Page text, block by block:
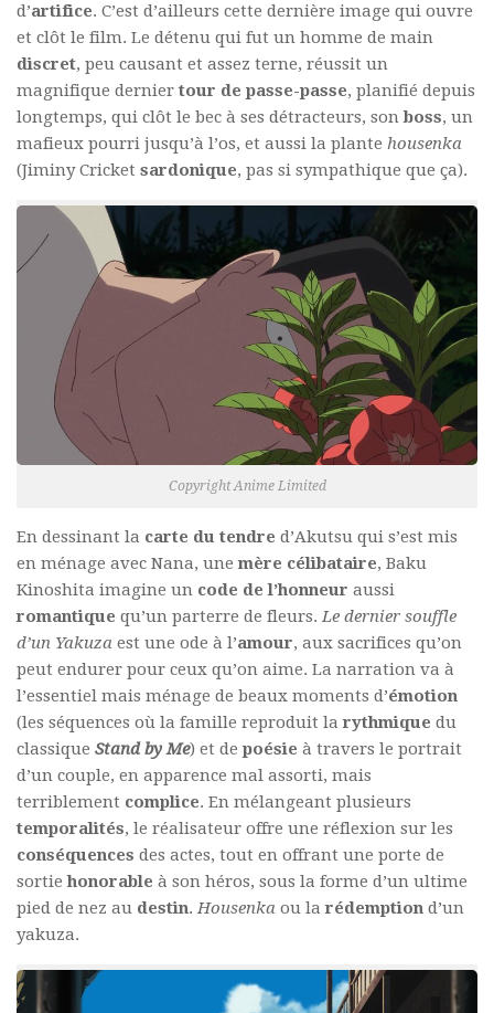
d’artifice. C’est d’ailleurs cette dernière image qui ouvre
et clôt le film. Le détenu qui fut un homme de main
discret, peu causant et assez terne, réussit un
magnifique dernier tour de passe-passe, planifié depuis
longtemps, qui clôt le bec à ses détracteurs, sonboss, un
mafieux pourri jusqu’à l’os, et aussi la plante housenka
(Jiminy Cricket sardonique, pas si sympathique que ça).
Copyright Anime Limited
En dessinant la carte du tendre d’Akutsu qui s’est mis
en ménage avec Nana, unemère célibataire, Baku
Kinoshita imagine un code de l’honneur aussi
romantique qu’un parterre de fleurs.Le dernier souffle
d’un Yakuza est une ode à l’amour, aux sacrifices qu’on
peut endurer pour ceux qu’on aime. La narration va à
l’essentiel mais ménage de beaux moments d’émotion
(les séquences où la famille reproduit larythmique du
classique Stand by Me) et de poésie à travers le portrait
d’un couple, en apparence mal assorti, mais
terriblement complice. En mélangeant plusieurs
temporalités, le réalisateur offre une réflexion sur les
conséquences des actes, tout en offrant une porte de
sortiehonorable à son héros, sous la forme d’un ultime
pied de nez au destin.Housenka ou larédemption d’un
yakuza.